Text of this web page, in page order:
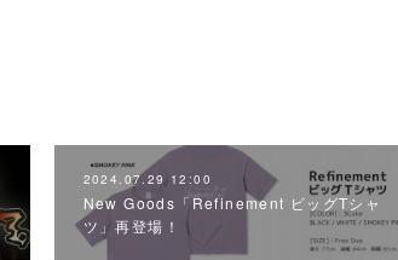
2024.07.29 12:00
New Goods「Refinement ビッグTシャ
ツ」再登場！